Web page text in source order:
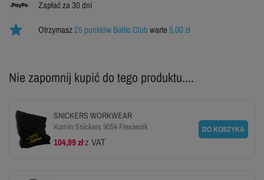
Zapłać za 30 dni
Otrzymasz25 punktów Baltic Clubwarte5,00 zł
Nie zapomnij kupić do tego produktu....
SNICKERS WORKWEAR
Komin Snickers 9054 Flexiwork
104,99 złz VAT
DO KOSZYKA